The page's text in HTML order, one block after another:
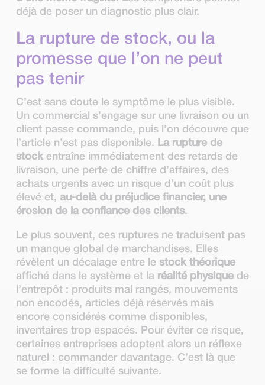
déjà de poser un diagnostic plus clair.
La rupture de stock, ou la
promesse que l’on ne peut
pas tenir
C’est sans doute le symptôme le plus visible.
Un commercial s’engage sur une livraison ou un
client passe commande, puis l’on découvre que
l’article n’est pas disponible.
La rupture de
stockentraîne immédiatement des retards de
livraison, une perte de chiffre d’affaires, des
achats urgents avec un risque d’un coût plus
élevé et, au-delà du préjudice financier, une
érosion de la confiance des clients.
Le plus souvent, ces ruptures ne traduisent pas
un manque global de marchandises. Elles
révèlent un décalage entre le stock théorique
affiché dans le système et la réalité physiquede
l’entrepôt : produits mal rangés, mouvements
non encodés, articles déjà réservés mais
encore considérés comme disponibles,
inventaires trop espacés. Pour éviter ce risque,
certaines entreprises adoptent alors un réflexe
naturel : commander davantage. C’est là que
se forme la difficulté suivante.